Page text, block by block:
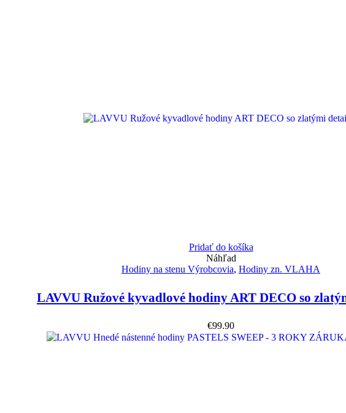
Pridať do košíka
Náhľad
Hodiny na stenu Výrobcovia, Hodiny zn. VLAHA
LAVVU Ružové kyvadlové hodiny ART DECO so
€99.90